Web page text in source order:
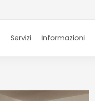
Servizi Informazioni